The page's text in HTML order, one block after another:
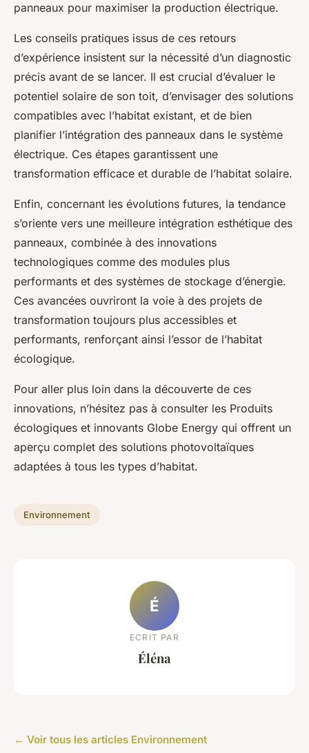
panneaux pour maximiser la production électrique.
Les conseils pratiques issus de ces retours
d’expérience insistent sur la nécessité d’un diagnostic
précis avant de se lancer. Il est crucial d’évaluer le
potentiel solaire de son toit, d’envisager des solutions
compatibles avec l’habitat existant, et de bien
planifier l’intégration des panneaux dans le système
électrique. Ces étapes garantissent une
transformation efficace et durable de l’habitat solaire.
Enfin, concernant les évolutions futures, la tendance
s’oriente vers une meilleure intégration esthétique des
panneaux, combinée à des innovations
technologiques comme des modules plus
performants et des systèmes de stockage d’énergie.
Ces avancées ouvriront la voie à des projets de
transformation toujours plus accessibles et
performants, renforçant ainsi l’essor de l’habitat
écologique.
Pour aller plus loin dans la découverte de ces
innovations, n’hésitez pas à consulter les Produits
écologiques et innovants Globe Energy qui offrent un
aperçu complet des solutions photovoltaïques
adaptées à tous les types d’habitat.
Environnement
É
ECRIT PAR
Éléna
← Voir tous les articles Environnement